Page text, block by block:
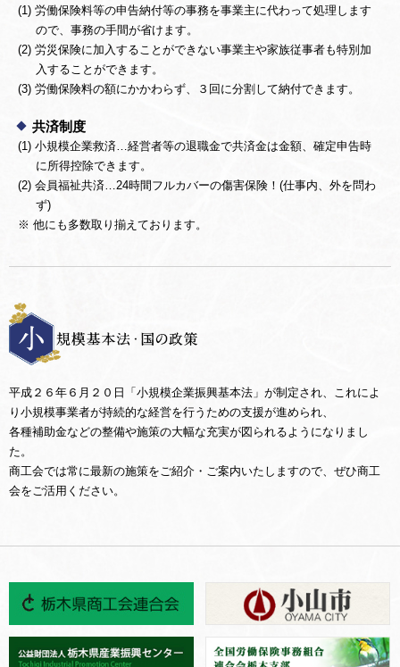
(1) 労働保険料等の申告納付等の事務を事業主に代わって処理します
ので、事務の手間が省けます。
(2) 労災保険に加入することができない事業主や家族従事者も特別加
入することができます。
(3) 労働保険料の額にかかわらず、３回に分割して納付できます。
共済制度
(1) 小規模企業救済…経営者等の退職金で共済金は金額、確定申告時
に所得控除できます。
(2) 会員福祉共済…24時間フルカバーの傷害保険！(仕事内、外を問わ
ず)
※ 他にも多数取り揃えております。
平成２６年６月２０日「小規模企業振興基本法」が制定され、これによ
り小規模事業者が持続的な経営を行うための支援が進められ、
各種補助金などの整備や施策の大幅な充実が図られるようになりまし
た。
商工会では常に最新の施策をご紹介・ご案内いたしますので、ぜひ商工
会をご活用ください。